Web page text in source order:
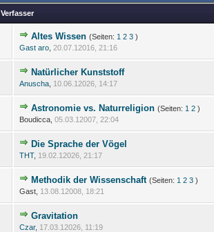
Verfasser
Altes Wissen (Seiten: 1 2 3 )
Gast aro 20.07.12016, 21:16
Natürlicher Kunststoff
Anuscha 10.06.12026, 14:17
Astronomie vs. Naturreligion (Seiten: 1 2 )
Boudicca, 05.03.12007, 22:04
Die Sprache der Vögel
THT, 19.02.12026, 21:17
Methodik der Wissenschaft (Seiten: 1 2 3 )
Gast, 13.08.12008, 18:21
Gravitation
Czar, 17.03.12026, 11:19